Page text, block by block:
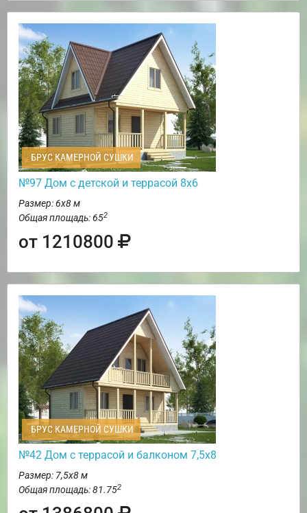
БРУС КАМЕРНОЙ СУШКИ
№97 Дом с детской и террасой 8х6
Размер: 6х8 м
Общая площадь: 652
от 1210800
БРУС КАМЕРНОЙ СУШКИ
№42 Дом с террасой и балконом 7,5х8
Размер: 7,5х8 м
Общая площадь: 81.752